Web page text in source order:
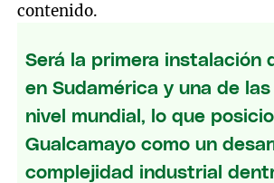
contenido.
Será la primera instalación
en Sudamérica y una de
nivel mundial, lo que
Gualcamayo como un
complejidad industrial